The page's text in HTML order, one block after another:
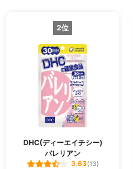
2位
DHC(ディーエイチシー)
バレリアン
3.63(13)